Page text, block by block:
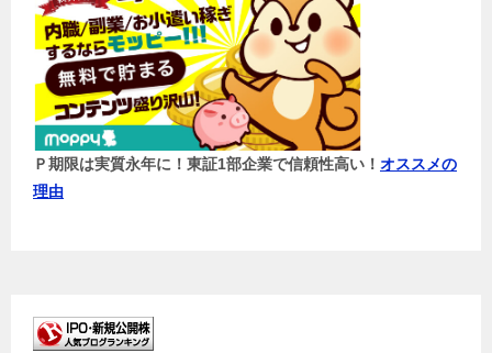
Ｐ期限は実質永年に！東証1部企業で信頼性高い！ オススメの
理由